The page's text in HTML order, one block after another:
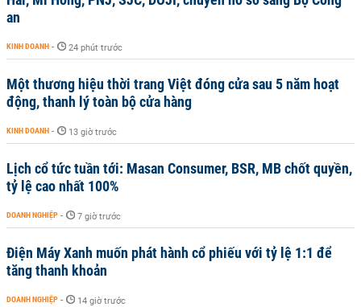
an
KINH DOANH - 24 phút trước
Một thương hiệu thời trang Việt đóng cửa sau 5 năm hoạt
động, thanh lý toàn bộ cửa hàng
KINH DOANH - 13 giờ trước
Lịch cổ tức tuần tới: Masan Consumer, BSR, MB chốt quyền,
tỷ lệ cao nhất 100%
DOANH NGHIỆP - 7 giờ trước
Điện Máy Xanh muốn phát hành cổ phiếu với tỷ lệ 1:1 để
tăng thanh khoản
DOANH NGHIỆP - 14 giờ trước